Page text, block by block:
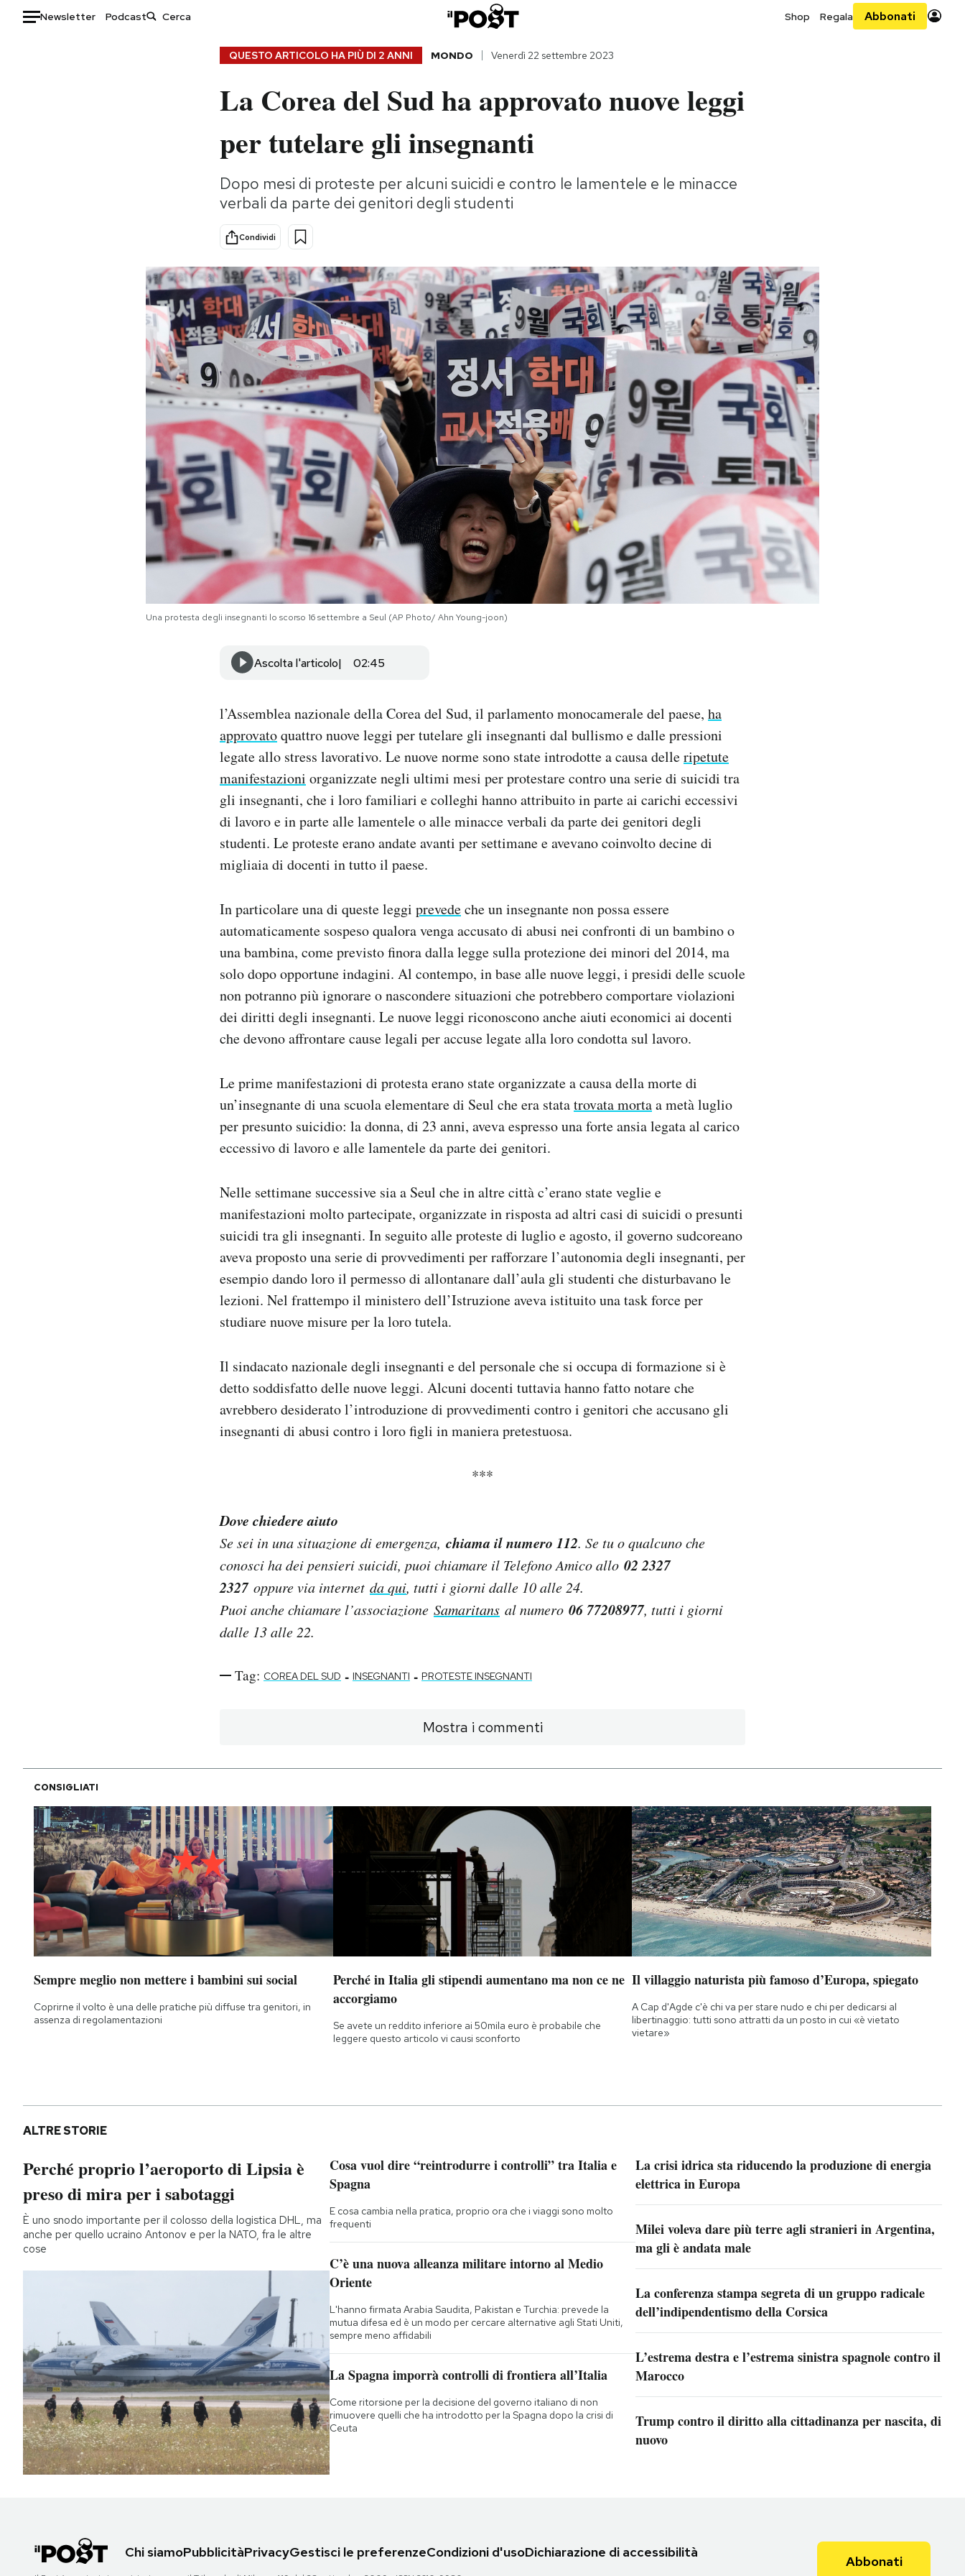
Newsletter Podcast Shop Regala Abbonati
Consumismi
Storie/Idee
Ok Boomer!
Altrecose
Mondiali calcio 2026
QUESTO ARTICOLO HA PIÙ DI 2 ANNI MONDO Venerdì 22 settembre 2023
La Corea del Sud ha approvato nuove leggi
per tutelare gli insegnanti
Dopo mesi di proteste per alcuni suicidi e contro le lamentele e le minacce
verbali da parte dei genitori degli studenti
Condividi
Una protesta degli insegnanti lo scorso 16 settembre a Seul (AP Photo/ Ahn Young-joon)
Ascolta l'articolo 02:45
l’Assemblea nazionale della Corea del Sud, il parlamento monocamerale del paese, ha
approvatoquattro nuove leggi per tutelare gli insegnanti dal bullismo e dalle pressioni
legate allo stress lavorativo. Le nuove norme sono state introdotte a causa delleripetute
manifestazioni organizzate negli ultimi mesi per protestare contro una serie di suicidi tra
gli insegnanti, che i loro familiari e colleghi hanno attribuito in parte ai carichi eccessivi
di lavoro e in parte alle lamentele o alle minacce verbali da parte dei genitori degli
studenti. Le proteste erano andate avanti per settimane e avevano coinvolto decine di
migliaia di docenti in tutto il paese.
In particolare una di queste leggi prevedeche un insegnante non possa essere
automaticamente sospeso qualora venga accusato di abusi nei confronti di un bambino o
una bambina, come previsto finora dalla legge sulla protezione dei minori del 2014, ma
solo dopo opportune indagini. Al contempo, in base alle nuove leggi, i presidi delle scuole
non potranno più ignorare o nascondere situazioni che potrebbero comportare violazioni
dei diritti degli insegnanti. Le nuove leggi riconoscono anche aiuti economici ai docenti
che devono affrontare cause legali per accuse legate alla loro condotta sul lavoro.
Le prime manifestazioni di protesta erano state organizzate a causa della morte di
un’insegnante di una scuola elementare di Seul che era statatrovata mortaa metà luglio
per presunto suicidio: la donna, di 23 anni, aveva espresso una forte ansia legata al carico
eccessivo di lavoro e alle lamentele da parte dei genitori.
Nelle settimane successive sia a Seul che in altre città c’erano state veglie e
manifestazioni molto partecipate, organizzate in risposta ad altri casi di suicidi o presunti
suicidi tra gli insegnanti. In seguito alle proteste di luglio e agosto, il governo sudcoreano
aveva proposto una serie di provvedimenti per rafforzare l’autonomia degli insegnanti, per
esempio dando loro il permesso di allontanare dall’aula gli studenti che disturbavano le
lezioni. Nel frattempo il ministero dell’Istruzione aveva istituito una task force per
studiare nuove misure per la loro tutela.
Il sindacato nazionale degli insegnanti e del personale che si occupa di formazione si è
detto soddisfatto delle nuove leggi. Alcuni docenti tuttavia hanno fatto notare che
avrebbero desiderato l’introduzione di provvedimenti contro i genitori che accusano gli
insegnanti di abusi contro i loro figli in maniera pretestuosa.
***
Dove chiedere aiuto
Se sei in una situazione di emergenza, chiama il numero 112. Se tu o qualcuno che
conosci ha dei pensieri suicidi, puoi chiamare il Telefono Amico allo 02 2327
2327 oppure via internet da qui, tutti i giorni dalle 10 alle 24.
Puoi anche chiamare l’associazione Samaritans al numero 06 77208977, tutti i giorni
dalle 13 alle 22.
Tag: COREA DEL SUD - INSEGNANTI - PROTESTE INSEGNANTI
Mostra i commenti
CONSIGLIATI
Sempre meglio non mettere i bambini sui social
Coprirne il volto è una delle pratiche più diffuse tra genitori, in
assenza di regolamentazioni
Perché in Italia gli stipendi aumentano ma non ce ne
accorgiamo
Se avete un reddito inferiore ai 50mila euro è probabile che
leggere questo articolo vi causi sconforto
Il villaggio naturista più famoso d’Europa, spiegato
A Cap d'Agde c'è chi va per stare nudo e chi per dedicarsi al
libertinaggio: tutti sono attratti da un posto in cui «è vietato
vietare»
ALTRE STORIE
Perché proprio l’aeroporto di Lipsia è
preso di mira per i sabotaggi
È uno snodo importante per il colosso della logistica DHL, ma
anche per quello ucraino Antonov e per la NATO, fra le altre
cose
Cosa vuol dire “reintrodurre i controlli” tra Italia e
Spagna
E cosa cambia nella pratica, proprio ora che i viaggi sono molto
frequenti
C’è una nuova alleanza militare intorno al Medio
Oriente
L'hanno firmata Arabia Saudita, Pakistan e Turchia: prevede la
mutua difesa ed è un modo per cercare alternative agli Stati Uniti,
sempre meno affidabili
La Spagna imporrà controlli di frontiera all’Italia
Come ritorsione per la decisione del governo italiano di non
rimuovere quelli che ha introdotto per la Spagna dopo la crisi di
Ceuta
La crisi idrica sta riducendo la produzione di energia
elettrica in Europa
Milei voleva dare più terre agli stranieri in Argentina,
ma gli è andata male
La conferenza stampa segreta di un gruppo radicale
dell’indipendentismo della Corsica
L’estrema destra e l’estrema sinistra spagnole contro il
Marocco
Trump contro il diritto alla cittadinanza per nascita, di
nuovo
Chi siamoPubblicitàPrivacyGestisci le preferenzeCondizioni d'usoDichiarazione di accessibilità
Abbonati